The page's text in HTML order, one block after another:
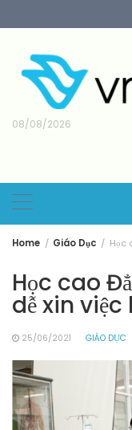
to
08/08/2026
Home Giáo Dục Học
Học cao
dễ xin
25/06/2021 GIÁO DỤC